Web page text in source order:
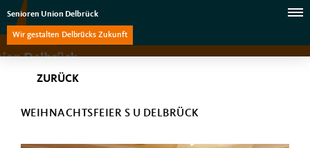
Senioren Union Delbrück
Wir gestalten Delbrücks Zukunft
ZURÜCK
WEIHNACHTSFEIER S U DELBRÜCK